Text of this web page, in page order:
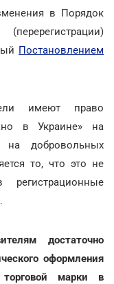
в Порядок
Постановлением
имеют право
в Украине» на
на добровольных
то, что это не
достаточно
оформления
марки в